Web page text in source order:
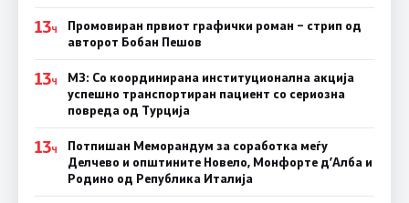
13Ч
Промовиран првиот графички роман – стрип од
авторот Бобан Пешов
13Ч
МЗ: Со координирана институционална акција
успешно транспортиран пациент со сериозна
повреда од Турција
13Ч
Потпишан Меморандум за соработка меѓу
Делчево и општините Новело, Монфорте д’Алба и
Родино од Република Италија